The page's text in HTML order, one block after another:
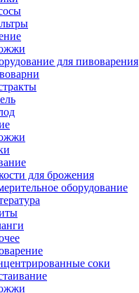
для пивоварения
для брожения
оборудование
соки